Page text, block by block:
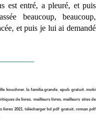
est entré, a pleuré, et puis
beaucoup, beaucoup,
et puis je lui ai demandé
kouchner,la familia grande epub gratuit,mobi
de livres meilleurs livres ,meilleurs sites de
livres 2021 télécharger bd pdf gratuit, roman pdf